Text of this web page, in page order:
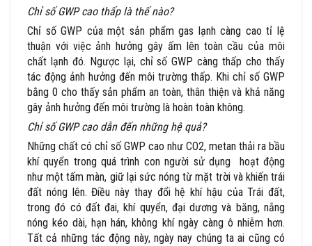
Chỉ số GWP cao thấp là thế nào?
Chỉ số GWP của một sản phẩm gas lạnh càng cao tỉ lệ
thuận với việc ảnh hưởng gây ấm lên toàn cầu của môi
chất lạnh đó. Ngược lại, chỉ số GWP càng thấp cho thấy
tác động ảnh hưởng đến môi trường thấp. Khi chỉ số GWP
bằng 0 cho thấy sản phẩm an toàn, thân thiện và khả năng
gây ảnh hưởng đến môi trường là hoàn toàn không.
Chỉ số GWP cao dẫn đến những hệ quả?
Những chất có chỉ số GWP cao như CO2, metan thải ra bầu
khí quyển trong quá trình con người sử dụng hoạt động
như một tấm màn, giữ lại sức nóng từ mặt trời và khiến trái
đất nóng lên. Điều này thay đổi hệ khí hậu của Trái đất,
trong đó có đất đai, khí quyển, đại dương và băng, nắng
nóng kéo dài, hạn hán, không khí ngày càng ô nhiễm hơn.
Tất cả những tác động này, ngày nay chúng ta ai cũng có